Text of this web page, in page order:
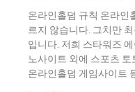
온라인홀덤 규칙 온라인
르지 않습니다. 그치만
입니다. 저희 스타워즈
노사이트 외에 스포츠
온라인홀덤 게임사이트